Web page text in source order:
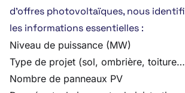
d’offres photovoltaïques, nous
les informations essentielles :
Niveau de puissance (MW)
Type de projet (sol, ombrière,
Nombre de panneaux PV